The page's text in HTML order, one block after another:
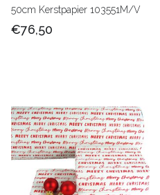
50cm Kerstpapier 103551M/V
€76,50